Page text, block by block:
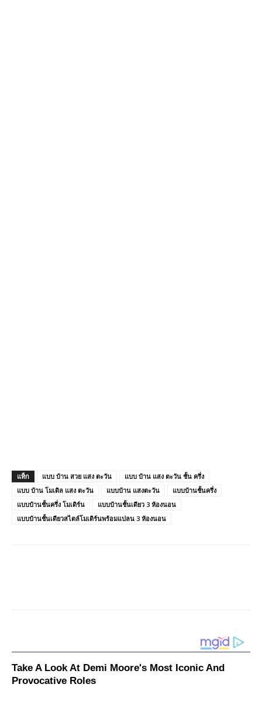
แท็ก แบบ บ้าน สวย แสง ตะวัน
แบบ บ้าน แสง ตะวัน ชั้น ครึ่ง
แบบ บ้าน โมเดิล แสง ตะวัน
แบบบ้าน แสงตะวัน
แบบบ้านชั้นครึ่ง
แบบบ้านชั้นครึ่ง โมเดิร์น
แบบบ้านชั้นเดียว 3 ห้องนอน
แบบบ้านชั้นเดียวสไตล์โมเดิร์นพร้อมแปลน 3 ห้องนอน